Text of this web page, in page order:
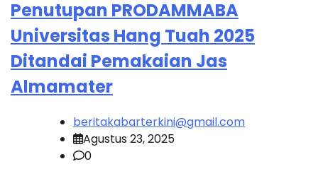
Penutupan PRODAMMABA
Universitas Hang Tuah 2025
Ditandai Pemakaian Jas
Almamater
beritakabarterkini@gmail.com
Agustus 23, 2025
0